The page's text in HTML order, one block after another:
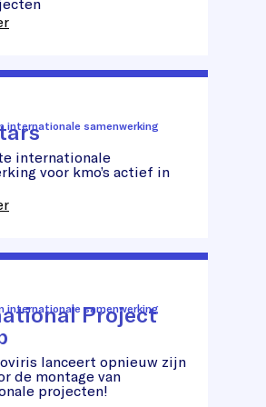
internationale samenwerking
internationale
voor kmo’s actief in
internationale samenwerking
Project
lanceert opnieuw zijn
de montage van
projecten!